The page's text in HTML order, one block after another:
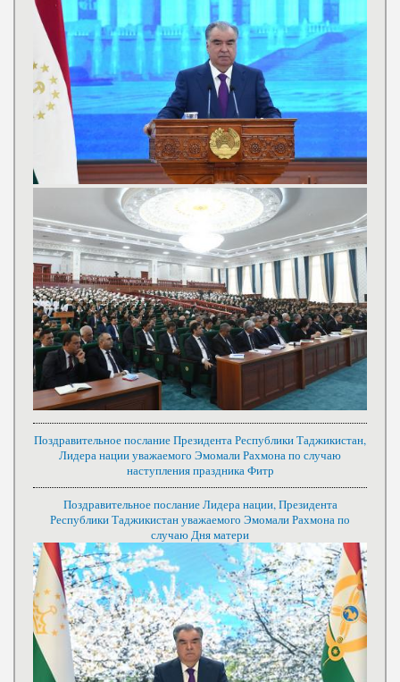
Поздравительное послание Президента Республики Таджикистан,
Лидера нации уважаемого Эмомали Рахмона по случаю
наступления праздника Фитр
Поздравительное послание Лидера нации, Президента
Республики Таджикистан уважаемого Эмомали Рахмона по
случаю Дня матери